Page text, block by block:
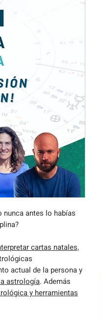
antes lo habías
cartas natales,
actual de la persona y
astrología. Además
y herramientas